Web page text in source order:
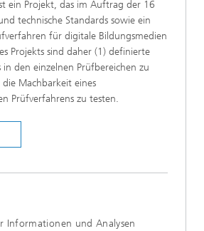
ein Projekt, das im Auftrag der 16
technische Standards sowie ein
für digitale Bildungsmedien
Projekts sind daher (1) definierte
in den einzelnen Prüfbereichen zu
Machbarkeit eines
Prüfverfahrens zu testen.
Informationen und Analysen